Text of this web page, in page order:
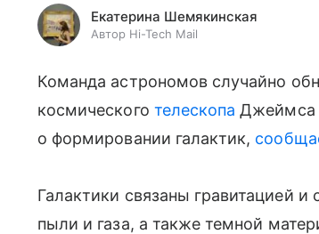
Екатерина Шемякинская
Автор Hi-Tech Mail
Команда астрономов случайно
космического телескопа Джеймса
о формировании галактик,
Галактики связаны гравитацией
пыли и газа, а также темной